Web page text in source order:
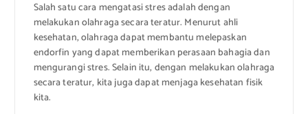
Salah satu cara mengatasi stres adalah dengan
melakukan olahraga secara teratur. Menurut ahli
kesehatan, olahraga dapat membantu melepaskan
endorfin yang dapat memberikan perasaan bahagia dan
mengurangi stres. Selain itu, dengan melakukan olahraga
secara teratur, kita juga dapat menjaga kesehatan fisik
kita.